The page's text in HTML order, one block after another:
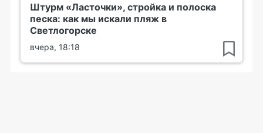
Штурм «Ласточки», стройка и полоска
песка: как мы искали пляж в
Светлогорске
вчера, 18:18